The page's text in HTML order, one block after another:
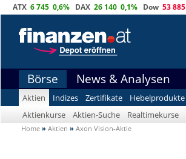
ATX 6 745 0,6% DAX 26 140 0,1% Dow 53 885
Börse News & Analysen
Aktien Indizes Zertifikate Hebelprodukte
Aktienkurse
Aktien-Suche Realtimekurse
Home » Aktien » Axon Vision-Aktie